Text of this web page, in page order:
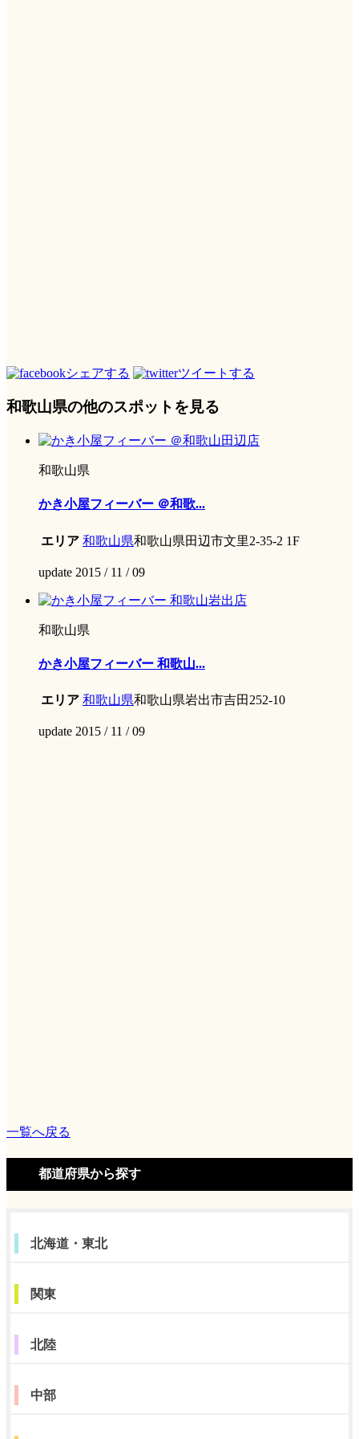
シェアする ツイートする
和歌山県の他のスポットを見る
和歌山県
かき小屋フィーバー ＠和歌...
エリア 和歌山県和歌山県田辺市文里2-35-2 1F
update 2015 / 11 / 09
和歌山県
かき小屋フィーバー 和歌山...
エリア 和歌山県和歌山県岩出市吉田252-10
update 2015 / 11 / 09
一覧へ戻る
都道府県から探す
北海道・東北
関東
北陸
中部